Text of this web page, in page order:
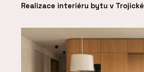
Realizace interiéru bytu v Trojické